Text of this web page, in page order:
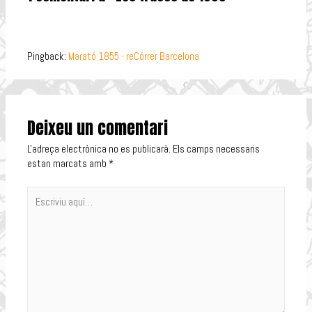
Pingback: Marató 1855 - reCórrer Barcelona
Deixeu un comentari
L'adreça electrònica no es publicarà. Els camps necessaris
estan marcats amb*